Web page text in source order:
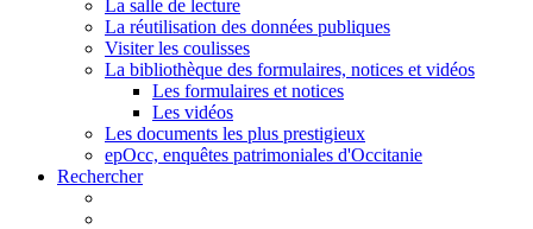
La salle de lecture
La réutilisation des données publiques
Visiter les coulisses
La bibliothèque des formulaires, notices et vidéos
Les formulaires et notices
Les vidéos
Les documents les plus prestigieux
epOcc, enquêtes patrimoniales d'Occitanie
Rechercher